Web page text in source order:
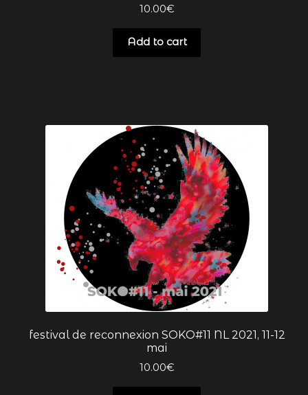
supervisions MAHALO #3
supervisions MAHALO #1
supervisions MAHALO #2
supervisions OsmOse #1
TRUITE
10.00€
Add to cart
festival de reconnexion SOKO#11 NL 2021, 11-12
mai
10.00€